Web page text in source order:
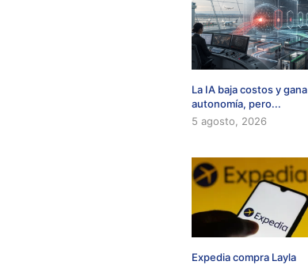
La IA baja costos y gana
autonomía, pero...
5 agosto, 2026
Expedia compra Layla